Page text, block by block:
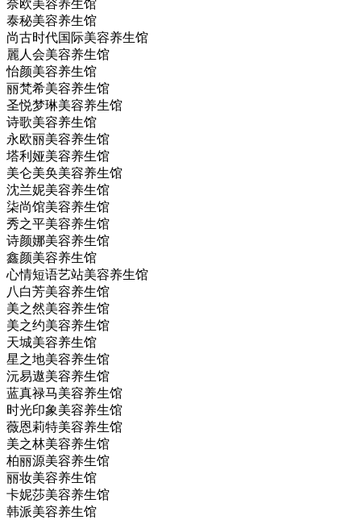
奈欧美容养生馆
泰秘美容养生馆
尚古时代国际美容养生馆
麗人会美容养生馆
怡颜美容养生馆
丽梵希美容养生馆
圣悦梦琳美容养生馆
诗歌美容养生馆
永欧丽美容养生馆
塔利娅美容养生馆
美仑美奂美容养生馆
沈兰妮美容养生馆
柒尚馆美容养生馆
秀之平美容养生馆
诗颜娜美容养生馆
鑫颜美容养生馆
心情短语艺站美容养生馆
八白芳美容养生馆
美之然美容养生馆
美之约美容养生馆
天城美容养生馆
星之地美容养生馆
沅易遨美容养生馆
蓝真禄马美容养生馆
时光印象美容养生馆
薇恩莉特美容养生馆
美之林美容养生馆
柏丽源美容养生馆
丽妆美容养生馆
卡妮莎美容养生馆
韩派美容养生馆